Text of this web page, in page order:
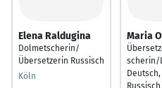
Elena Raldugina
Dolmetscherin/
Übersetzerin Russisch
Köln
Maria
scherin/
Russisch